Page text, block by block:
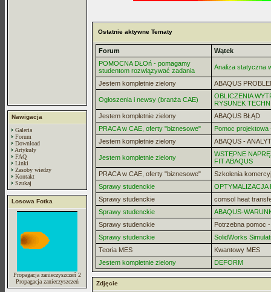
Nawigacja
Galeria
Forum
Download
Artykuły
FAQ
Linki
Zasoby wiedzy
Kontakt
Szukaj
Losowa Fotka
Propagacja zanieczyszczeń 2
Propagacja zanieczyszczeń
Ostatnie aktywne Tematy
Forum
Wątek
POMOCNA DŁOń - pomagamy
studentom rozwiązywać zadania
Analiza statyczna
Jestem kompletnie zielony ABAQUS
Ogłoszenia i newsy (branża CAE)
OBLICZENIA
RYSUNEK
Jestem kompletnie zielony
ABAQUS BŁĄD
PRACA w CAE, oferty "biznesowe"
Pomoc projektowa
Jestem kompletnie zielony
ABAQUS -
Jestem kompletnie zielony
WSTĘPNE
FIT ABAQUS
PRACA w CAE, oferty "biznesowe"
Szkolenia
Sprawy studenckie
OPTYMALIZACJA
Sprawy studenckie
comsol heat
Sprawy studenckie
ABAQUS-
Sprawy studenckie
Potrzebna pomoc
Sprawy studenckie
SolidWorks
Teoria MES
Kwantowy MES
Jestem kompletnie zielony
DEFORM
Zdjęcie